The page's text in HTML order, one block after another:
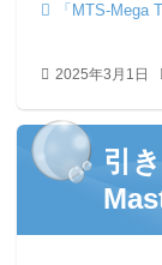
「MTS-Mega
2025年3月1日
引